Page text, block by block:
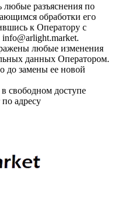
любые разъяснения по
обработки его
к Оператору с
любые изменения
данных Оператором.
до замены ее новой
свободном доступе
адресу